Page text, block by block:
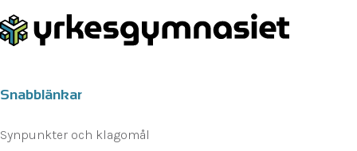
Snabblänkar
Synpunkter och klagomål